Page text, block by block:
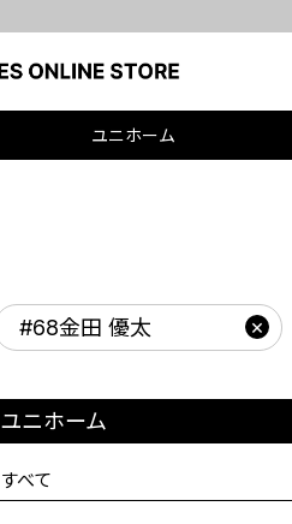
ユニホーム
#68金田 優太
ユニホーム
すべて